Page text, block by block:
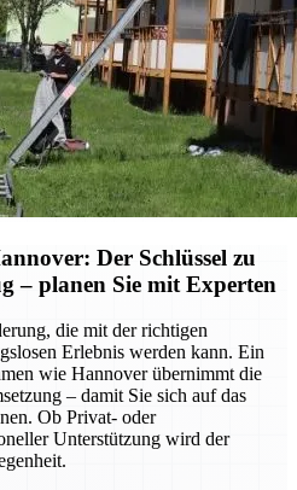
Der Schlüssel zu
– planen Sie mit Experten
die mit der richtigen
Erlebnis werden kann. Ein
wie Hannover übernimmt die
– damit Sie sich auf das
Ob Privat- oder
Unterstützung wird der